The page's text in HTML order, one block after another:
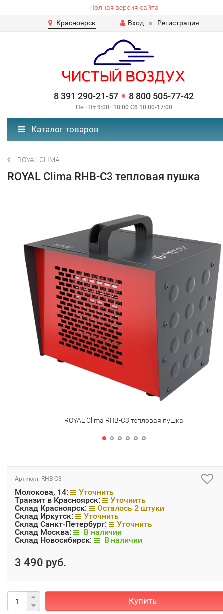
Полная версия сайта
Красноярск
Вход Регистрация
8 391 290-21-57 8 800 505-77-42
Пн—Пт 9:00—18:00 Сб 10:00-17:00
Каталог товаров
ROYAL CLIMA
ROYAL Clima RHB-C3 тепловая пушка
ROYAL Clima RHB-C3 тепловая пушка
Артикул: RHB-C3
Молокова, 14:
Уточнить
Транзит в Красноярск:
Уточнить
Склад Красноярск:
Осталось 2 штуки
Склад Иркутск:
Уточнить
Склад Санкт-Петербург:
Уточнить
Склад Москва:
В наличии
Склад Новосибирск:
В наличии
3 490 руб.
Купить